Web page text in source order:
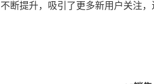
不断提升，吸引了更多新用户关注